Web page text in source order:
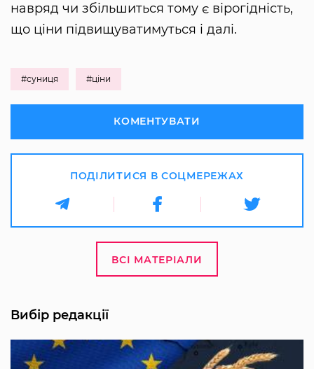
навряд чи збільшиться тому є вірогідність,
що ціни підвищуватимуться і далі.
#суниця #ціни
КОМЕНТУВАТИ
ПОДІЛИТИСЯ В СОЦМЕРЕЖАХ
ВСІ МАТЕРІАЛИ
Вибір редакції